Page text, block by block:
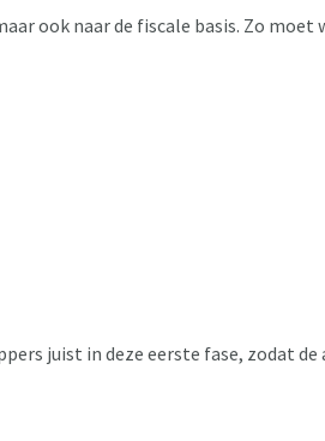
ook naar de fiscale basis. Zo moet
juist in deze eerste fase, zodat